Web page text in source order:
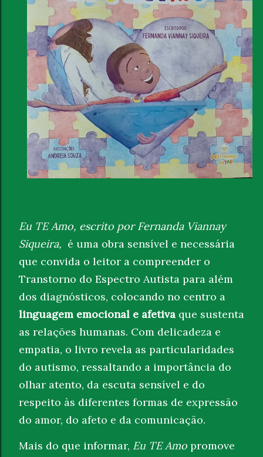
Eu TE Amo, escrito por Fernanda Viannay
Siqueira, é uma obra sensível e necessária
que convida o leitor a compreender o
Transtorno do Espectro Autista para além
dos diagnósticos, colocando no centro a
linguagem emocional e afetiva que sustenta
as relações humanas. Com delicadeza e
empatia, o livro revela as particularidades
do autismo, ressaltando a importância do
olhar atento, da escuta sensível e do
respeito às diferentes formas de expressão
do amor, do afeto e da comunicação.
Mais do que informar, Eu TE Amo promove